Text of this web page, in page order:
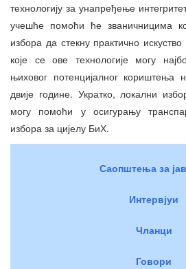
технологију за унапређење
учешће помоћи ће званичницима
избора да стекну практично
које се ове технологије могу
њиховог потенцијалног
двије године. Укратко, локални
могу помоћи у осигурању
избора за цијелу БиХ.
Саопштења за
Интервјуи
Чланци
Говори